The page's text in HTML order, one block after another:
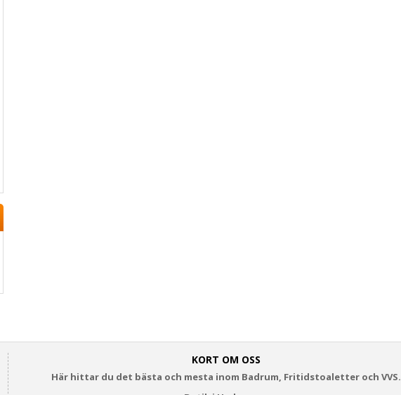
KORT OM OSS
Här hittar du det bästa och mesta inom Badrum, Fritidstoaletter och VVS.